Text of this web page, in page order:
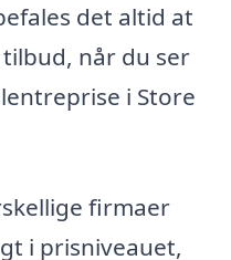
det altid at
når du ser
i Store
firmaer
i prisniveauet,